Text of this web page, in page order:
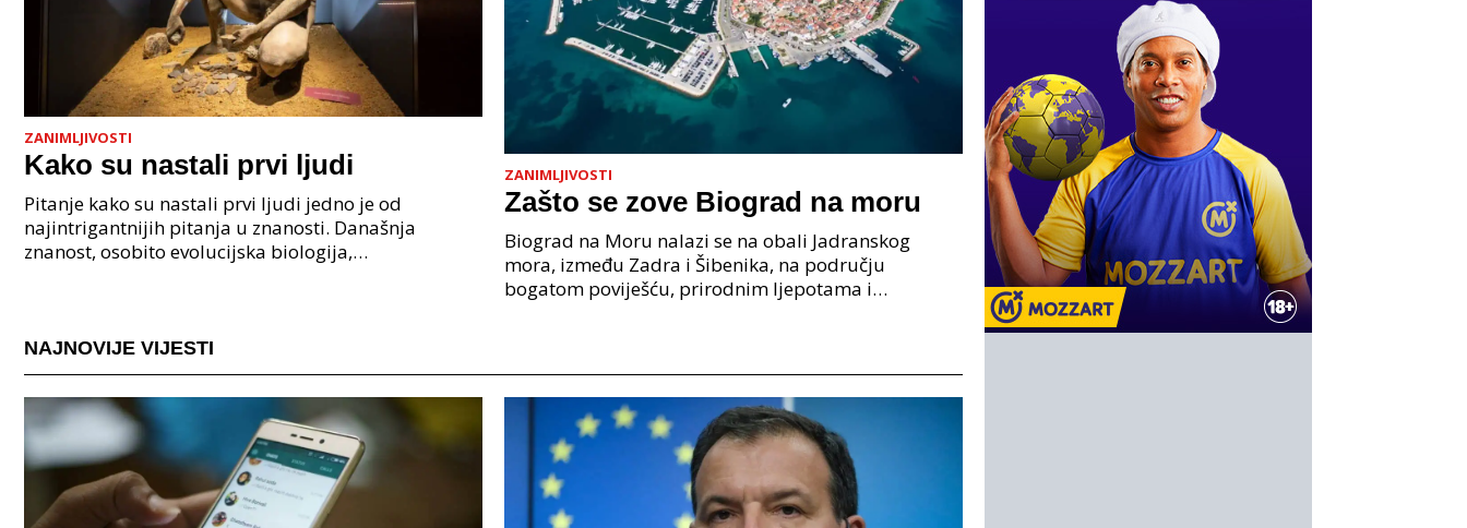
ZANIMLJIVOSTI
Kako su nastali prvi ljudi
Pitanje kako su nastali prvi ljudi jedno je od
najintrigantnijih pitanja u znanosti. Današnja
znanost, osobito evolucijska biologija,
ZANIMLJIVOSTI
Zašto se zove Biograd na moru
Biograd na Moru nalazi se na obali Jadranskog
mora, između Zadra i Šibenika, na području
bogatom poviješću, prirodnim ljepotama i
NAJNOVIJE VIJESTI